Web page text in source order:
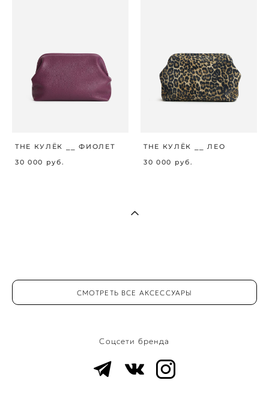
THE КУЛЁК ⎯⎯ ФИОЛЕТ
30 000 pуб.
THE КУЛЁК ⎯⎯ ЛЕО
30 000 pуб.
СМОТРЕТЬ ВСЕ АКСЕССУАРЫ
Соцсети бренда